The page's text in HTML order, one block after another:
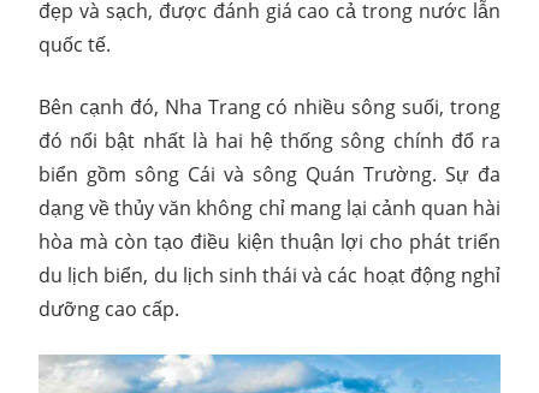
đẹp và sạch, được đánh giá cao cả trong nước lẫn
quốc tế.
Bên cạnh đó, Nha Trang có nhiều sông suối, trong
đó nổi bật nhất là hai hệ thống sông chính đổ ra
biển gồm sông Cái và sông Quán Trường. Sự đa
dạng về thủy văn không chỉ mang lại cảnh quan hài
hòa mà còn tạo điều kiện thuận lợi cho phát triển
du lịch biển, du lịch sinh thái và các hoạt động nghỉ
dưỡng cao cấp.